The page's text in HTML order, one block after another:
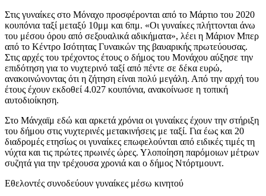
Στις γυναίκες στο Μόναχο προσφέρονται από το Μάρτιο του 2020
κουπόνια ταξί μεταξύ 10μμ και 6πμ. «Οι γυναίκες πλήττονται άνω
του μέσου όρου από σεξουαλικά αδικήματα», λέει η Μάριον Μπερ
από το Κέντρο Ισότητας Γυναικών της βαυαρικής πρωτεύουσας.
Στις αρχές του τρέχοντος έτους ο δήμος του Μονάχου αύξησε την
επιδότηση για το νυχτερινό ταξί από πέντε σε δέκα ευρώ,
ανακοινώνοντας ότι η ζήτηση είναι πολύ μεγάλη. Από την αρχή του
έτους έχουν εκδοθεί 4.027 κουπόνια, ανακοίνωσε η τοπική
αυτοδιοίκηση.
Στο Μάνχαϊμ εδώ και αρκετά χρόνια οι γυναίκες έχουν την στήριξη
του δήμου στις νυχτερινές μετακινήσεις με ταξί. Για έως και 20
διαδρομές ετησίως οι γυναίκες επωφελούνται από ειδικές τιμές τη
νύχτα και τις πρώτες πρωινές ώρες. Υλοποίηση παρόμοιων μέτρων
συζητά για την τρέχουσα χρονιά και ο δήμος Ντόρτμουντ.
Εθελοντές συνοδεύουν γυναίκες μέσω κινητού